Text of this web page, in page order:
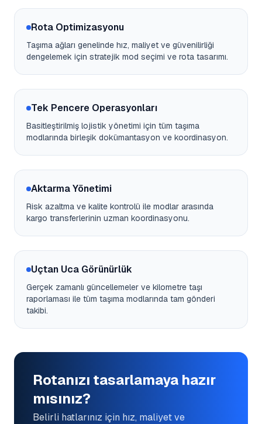
Rota Optimizasyonu
Taşıma ağları genelinde hız, maliyet ve güvenilirliği
dengelemek için stratejik mod seçimi ve rota tasarımı.
Tek Pencere Operasyonları
Basitleştirilmiş lojistik yönetimi için tüm taşıma
modlarında birleşik dokümantasyon ve koordinasyon.
Aktarma Yönetimi
Risk azaltma ve kalite kontrolü ile modlar arasında
kargo transferlerinin uzman koordinasyonu.
Uçtan Uca Görünürlük
Gerçek zamanlı güncellemeler ve kilometre taşı
raporlaması ile tüm taşıma modlarında tam gönderi
takibi.
Rotanızı tasarlamaya hazır
mısınız?
Belirli hatlarınız için hız, maliyet ve